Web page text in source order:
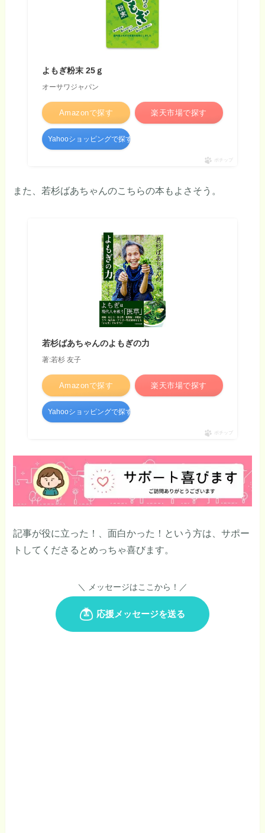
よもぎ粉末 25ｇ
オーサワジャパン
Amazonで探す 楽天市場で探す
Yahooショッピングで探す
ポチップ
また、若杉ばあちゃんのこちらの本もよさそう。
若杉ばあちゃんのよもぎの力
著:若杉 友子
Amazonで探す 楽天市場で探す
Yahooショッピングで探す
ポチップ
記事が役に立った！、面白かった！という方は、サポー
トしてくださるとめっちゃ喜びます。
＼ メッセージはここから！／